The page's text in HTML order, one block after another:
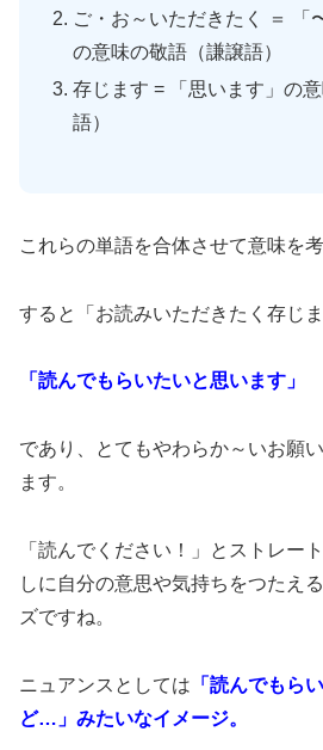
ご・お～いただきたく ＝ 「
の意味の敬語（謙譲語）
存じます = 「思います」の
語）
これらの単語を合体させて意味を考
すると「お読みいただきたく存じ
「読んでもらいたいと思います」
であり、とてもやわらか～いお願
ます。
「読んでください！」とストレー
しに自分の意思や気持ちをつたえ
ズですね。
ニュアンスとしては 「読んでもら
ど…」みたいなイメージ。